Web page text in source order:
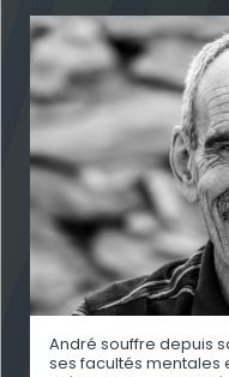
André souffre depuis
ses facultés mentales